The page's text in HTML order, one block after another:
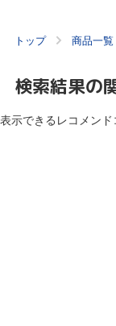
トップ 商品一覧
検索結果の
表示できるレコメン